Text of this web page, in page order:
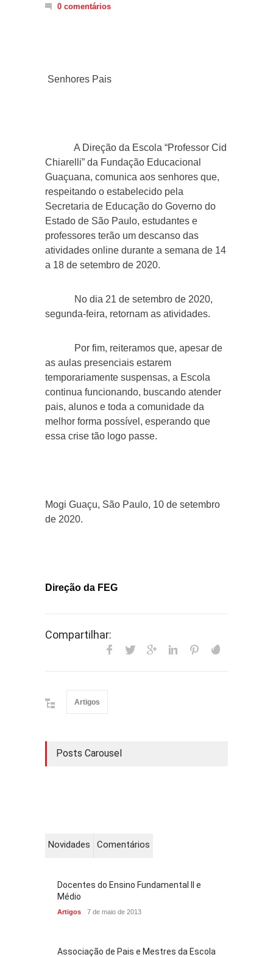
0 comentários
Senhores Pais
A Direção da Escola “Professor Cid
Chiarelli” da Fundação Educacional
Guaçuana, comunica aos senhores que,
respeitando o estabelecido pela
Secretaria de Educação do Governo do
Estado de São Paulo, estudantes e
professores terão um descanso das
atividades online durante a semana de 14
a 18 de setembro de 2020.
No dia 21 de setembro de 2020,
segunda-feira, retornam as atividades.
Por fim, reiteramos que, apesar de
as aulas presenciais estarem
temporariamente suspensas, a Escola
continua funcionando, buscando atender
pais, alunos e toda a comunidade da
melhor forma possível, esperando que
essa crise tão logo passe.
Mogi Guaçu, São Paulo, 10 de setembro
de 2020.
Direção da FEG
Compartilhar:
Artigos
Posts Carousel
Novidades Comentários
Docentes do Ensino Fundamental II e
Médio
Artigos 7 de maio de 2013
Associação de Pais e Mestres da Escola